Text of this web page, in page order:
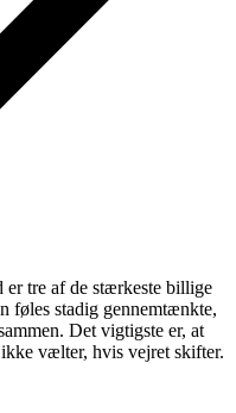
er tre af de stærkeste billige
føles stadig gennemtænkte,
Det vigtigste er, at
vælter, hvis vejret skifter.